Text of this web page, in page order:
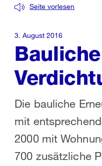
Seite vorlesen
Die bauliche
mit
2000 mit
700 zusätzliche
3. August 2016